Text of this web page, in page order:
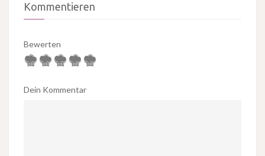
Kommentieren
Bewerten
Dein Kommentar